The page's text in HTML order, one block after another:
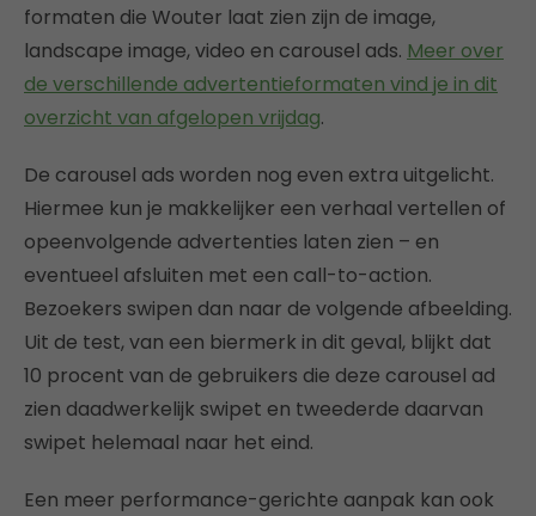
formaten die Wouter laat zien zijn de image,
landscape image, video en carousel ads. Meer over
de verschillende advertentieformaten vind je in dit
overzicht van afgelopen vrijdag.
De carousel ads worden nog even extra uitgelicht.
Hiermee kun je makkelijker een verhaal vertellen of
opeenvolgende advertenties laten zien – en
eventueel afsluiten met een call-to-action.
Bezoekers swipen dan naar de volgende afbeelding.
Uit de test, van een biermerk in dit geval, blijkt dat
10 procent van de gebruikers die deze carousel ad
zien daadwerkelijk swipet en tweederde daarvan
swipet helemaal naar het eind.
Een meer performance-gerichte aanpak kan ook